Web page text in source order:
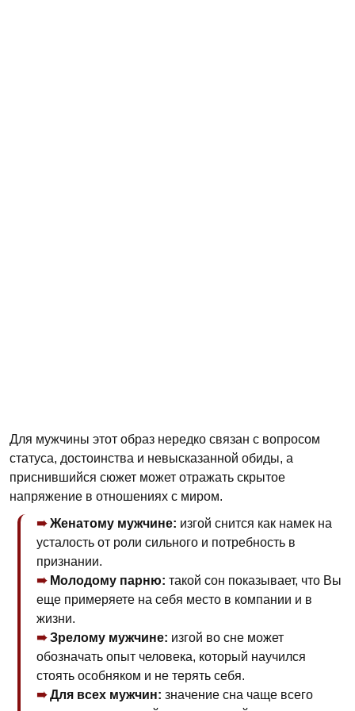
Для мужчины этот образ нередко связан с вопросом
статуса, достоинства и невысказанной обиды, а
приснившийся сюжет может отражать скрытое
напряжение в отношениях с миром.
Женатому мужчине: изгой снится как намек на
усталость от роли сильного и потребность в
признании.
Молодому парню: такой сон показывает, что Вы
еще примеряете на себя место в компании и в
жизни.
Зрелому мужчине: изгой во сне может
обозначать опыт человека, который научился
стоять особняком и не терять себя.
Для всех мужчин: значение сна чаще всего